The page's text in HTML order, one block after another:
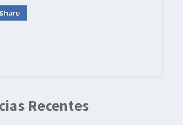
Recentes